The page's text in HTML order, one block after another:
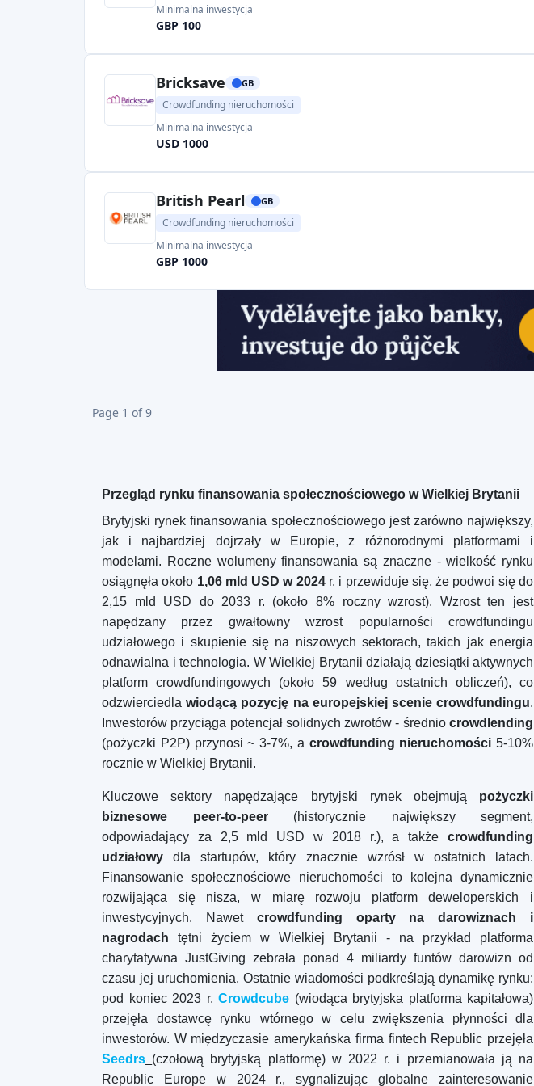
Minimalna inwestycja
GBP 100
Bricksave GB
Crowdfunding nieruchomości
Minimalna inwestycja
USD 1000
British Pearl GB
Crowdfunding nieruchomości
Minimalna inwestycja
GBP 1000
Page 1 of 9
Przegląd rynku finansowania społecznościowego w Wielkiej Brytanii
Brytyjski rynek finansowania społecznościowego jest zarówno największy,
jak i najbardziej dojrzały w Europie, z różnorodnymi platformami i
modelami. Roczne wolumeny finansowania są znaczne - wielkość rynku
osiągnęła około 1,06 mld USD w 2024r. i przewiduje się, że podwoi się do
2,15 mld USD do 2033 r. (około 8% roczny wzrost). Wzrost ten jest
napędzany przez gwałtowny wzrost popularności crowdfundingu
udziałowego i skupienie się na niszowych sektorach, takich jak energia
odnawialna i technologia. W Wielkiej Brytanii działają dziesiątki aktywnych
platform crowdfundingowych (około 59 według ostatnich obliczeń), co
odzwierciedlawiodącą pozycję na europejskiej scenie crowdfundingu.
Inwestorów przyciąga potencjał solidnych zwrotów - średnio crowdlending
(pożyczki P2P) przynosi ~ 3-7%, a crowdfunding nieruchomości 5-10%
rocznie w Wielkiej Brytanii.
Kluczowe sektory napędzające brytyjski rynek obejmują pożyczki
biznesowe peer-to-peer(historycznie największy segment,
odpowiadający za 2,5 mld USD w 2018 r.), a także crowdfunding
udziałowy dla startupów, który znacznie wzrósł w ostatnich latach.
Finansowanie społecznościowe nieruchomości to kolejna dynamicznie
rozwijająca się nisza, w miarę rozwoju platform deweloperskich i
inwestycyjnych. Nawet crowdfunding oparty na darowiznach i
nagrodach tętni życiem w Wielkiej Brytanii - na przykład platforma
charytatywna JustGiving zebrała ponad 4 miliardy funtów darowizn od
czasu jej uruchomienia. Ostatnie wiadomości podkreślają dynamikę rynku:
pod koniec 2023 r. Crowdcube (wiodąca brytyjska platforma kapitałowa)
przejęła dostawcę rynku wtórnego w celu zwiększenia płynności dla
inwestorów. W międzyczasie amerykańska firma fintech Republic przejęła
Seedrs (czołową brytyjską platformę) w 2022 r. i przemianowała ją na
Republic Europe w 2024 r., sygnalizując globalne zainteresowanie